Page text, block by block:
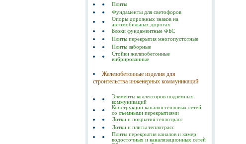
Плиты
Фундаменты для светофоров
Опоры дорожных знаков на
автомобильных дорогах
Блоки фундаментные ФБС
Плиты перекрытия многопустотные
Плиты заборные
Стойки железобетонные
вибрированные
Железобетонные изделия для
строительства инженерных коммуникаций
Элементы коллекторов подземных
коммуникаций
Конструкции каналов тепловых сетей
со съемными перекрытиями
Лотки и покрытия теплотрасс
Лотки и плиты теплотрасс
Плиты перекрытия каналов и камер
водосточных и канализационных сетей